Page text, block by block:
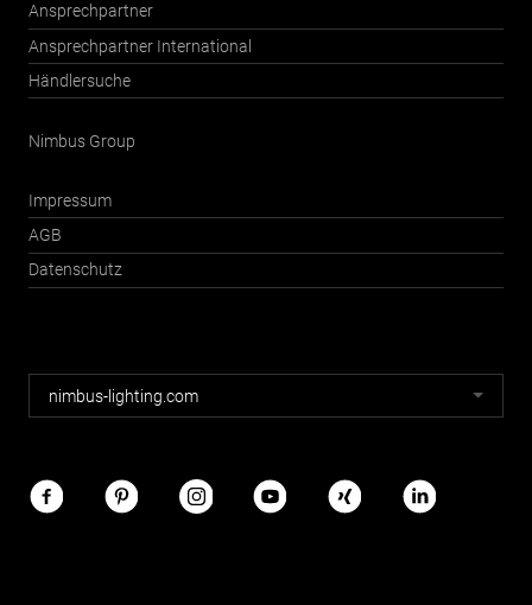
Ansprechpartner
Ansprechpartner International
Händlersuche
Nimbus Group
Impressum
AGB
Datenschutz
Nimbus
Webseiten
nimbus-lighting.com
Nimbus
im